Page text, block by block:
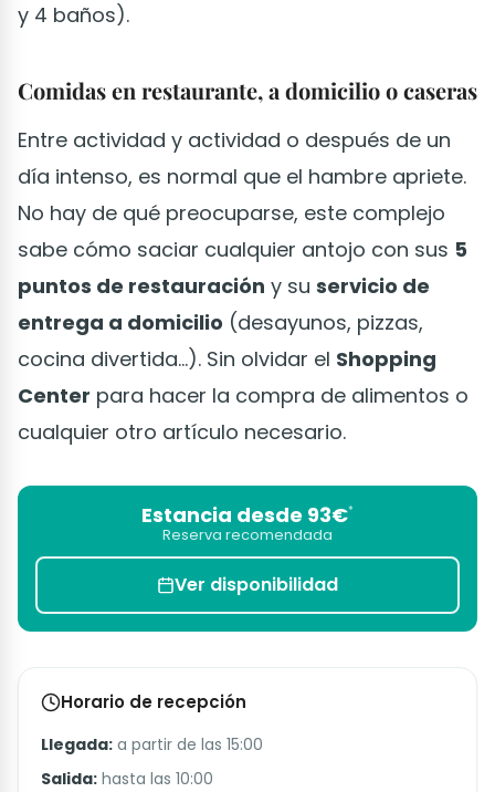
y 4 baños).
Comidas en restaurante, a domicilio o caseras
Entre actividad y actividad o después de un
día intenso, es normal que el hambre apriete.
No hay de qué preocuparse, este complejo
sabe cómo saciar cualquier antojo con sus 5
puntos de restauración y su servicio de
entrega a domicilio (desayunos, pizzas,
cocina divertida...). Sin olvidar el Shopping
Center para hacer la compra de alimentos o
cualquier otro artículo necesario.
Estancia desde 93€*
Reserva recomendada
Ver disponibilidad
Horario de recepción
Llegada: a partir de las 15:00
Salida: hasta las 10:00